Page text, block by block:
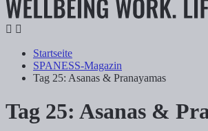
Startseite
SPANESS-Magazin
Tag 25: Asanas & Pranayamas
Tag 25: Asanas &
Tag 25: Asanas &